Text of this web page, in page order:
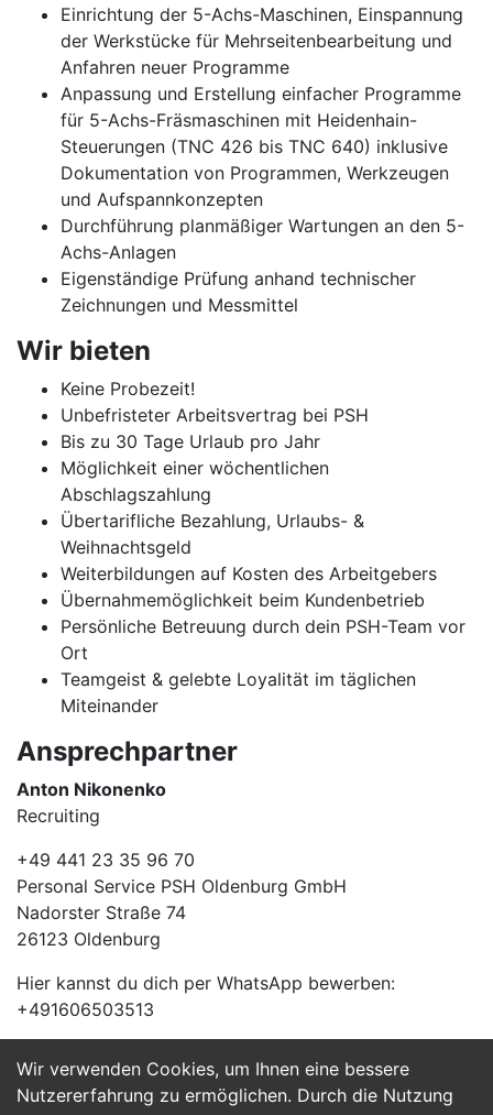
Wir verwenden Cookies, um Ihnen eine bessere
Nutzererfahrung zu ermöglichen. Durch die Nutzung
Einrichtung der 5-Achs-Maschinen, Einspannung
der Werkstücke für Mehrseitenbearbeitung und
Anfahren neuer Programme
Anpassung und Erstellung einfacher Programme
für 5-Achs-Fräsmaschinen mit Heidenhain-
Steuerungen (TNC 426 bis TNC 640) inklusive
Dokumentation von Programmen, Werkzeugen
und Aufspannkonzepten
Durchführung planmäßiger Wartungen an den 5-
Achs-Anlagen
Eigenständige Prüfung anhand technischer
Zeichnungen und Messmittel
Wir bieten
Keine Probezeit!
Unbefristeter Arbeitsvertrag bei PSH
Bis zu 30 Tage Urlaub pro Jahr
Möglichkeit einer wöchentlichen
Abschlagszahlung
Übertarifliche Bezahlung, Urlaubs- &
Weihnachtsgeld
Weiterbildungen auf Kosten des Arbeitgebers
Übernahmemöglichkeit beim Kundenbetrieb
Persönliche Betreuung durch dein PSH-Team vor
Ort
Teamgeist & gelebte Loyalität im täglichen
Miteinander
Ansprechpartner
Anton Nikonenko
Recruiting
+49 441 23 35 96 70
Personal Service PSH Oldenburg GmbH
Nadorster Straße 74
26123 Oldenburg
Hier kannst du dich per WhatsApp bewerben:
+491606503513
Jetzt Bewerben